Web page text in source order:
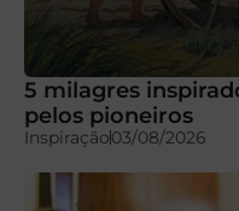
5 milagres
pelos pioneiros
Inspiração03/08/2026